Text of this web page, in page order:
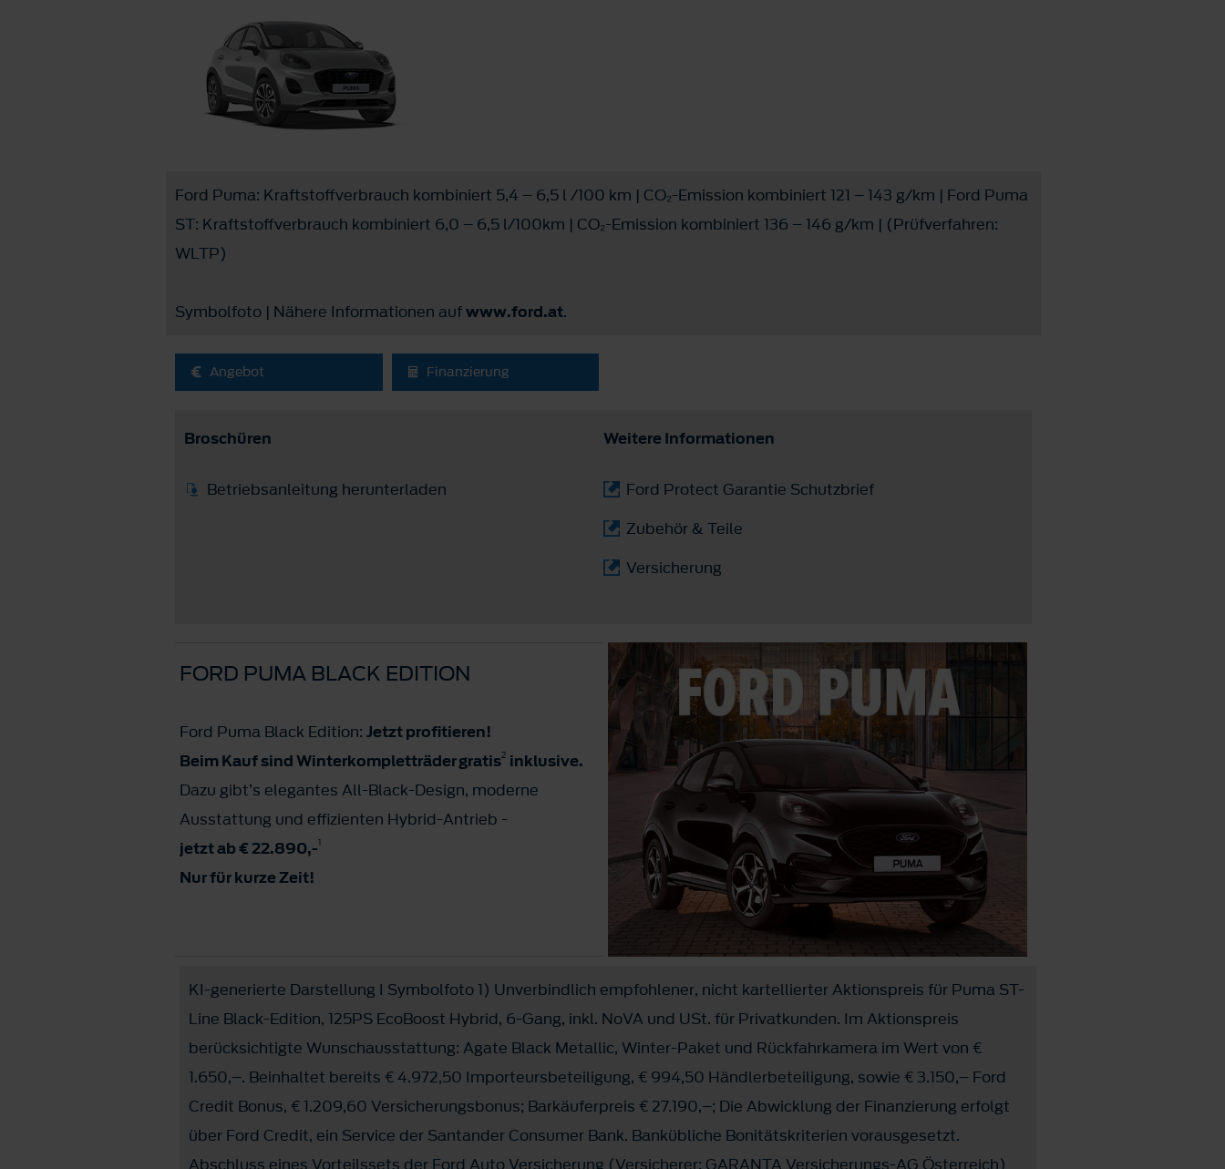
Ford Puma: Kraftstoffverbrauch kombiniert 5,4 – 6,5 l /100 km | CO₂-Emission kombiniert 121 – 143 g/km | Ford Puma
ST: Kraftstoffverbrauch kombiniert 6,0 – 6,5 l/100km | CO₂-Emission kombiniert 136 – 146 g/km | (Prüfverfahren:
WLTP)
Symbolfoto | Nähere Informationen aufwww.ford.at.
Angebot Finanzierung
Broschüren
Betriebsanleitung herunterladen
Weitere Informationen
Ford Protect Garantie Schutzbrief
Zubehör & Teile
Versicherung
FORD PUMA BLACK EDITION
Ford Puma Black Edition: Jetzt profitieren!
Beim Kauf sind Winterkompletträdergratis2 inklusive.
Dazu gibt’s elegantes All-Black-Design, moderne
Ausstattung und effizienten Hybrid-Antrieb -
jetzt ab € 22.890,-1
Nur für kurze Zeit!
KI-generierte Darstellung I Symbolfoto 1) Unverbindlich empfohlener, nicht kartellierter Aktionspreis für Puma ST-
Line Black-Edition, 125PS EcoBoost Hybrid, 6-Gang, inkl. NoVA und USt. für Privatkunden. Im Aktionspreis
berücksichtigte Wunschausstattung: Agate Black Metallic, Winter-Paket und Rückfahrkamera im Wert von €
1.650,–. Beinhaltet bereits € 4.972,50 Importeursbeteiligung, € 994,50 Händlerbeteiligung, sowie € 3.150,– Ford
Credit Bonus, € 1.209,60 Versicherungsbonus; Barkäuferpreis € 27.190,–; Die Abwicklung der Finanzierung erfolgt
über Ford Credit, ein Service der Santander Consumer Bank. Bankübliche Bonitätskriterien vorausgesetzt.
Abschluss eines Vorteilssets der Ford Auto Versicherung (Versicherer: GARANTA Versicherungs-AG Österreich)